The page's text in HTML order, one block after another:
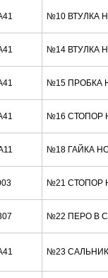
№10 ВТУЛКА
№14 ВТУЛКА
№15 ПРОБКА
№16 СТОПОР
№18 ГАЙКА
№21 СТОПОР
№22 ПЕРО В
№23